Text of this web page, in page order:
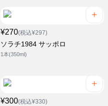
¥270(税込¥297)
ソラチ1984 サッポロ
1本(350ml)
¥300(税込¥330)